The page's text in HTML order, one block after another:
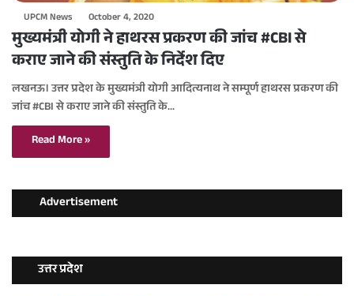
UPCM News October 4, 2020
मुख्यमंत्री योगी ने हाथरस प्रकरण की जांच #CBI से
कराए जाने की संस्तुति के निर्देश दिए
लखनऊ। उत्तर प्रदेश के मुख्यमंत्री योगी आदित्यनाथ ने सम्पूर्ण हाथरस प्रकरण की
जांच #CBI से कराए जाने की संस्तुति के…
Read More »
Advertisement
उत्तर प्रदेश